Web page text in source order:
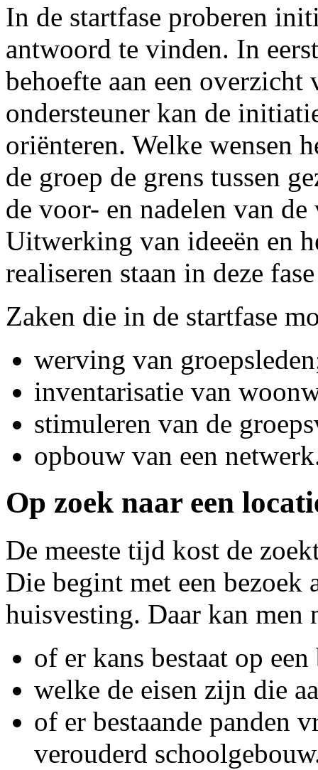
In de startfase proberen
antwoord te vinden. In
behoefte aan een
ondersteuner kan de
oriënteren. Welke wensen
de groep de grens tussen
de voor- en nadelen van
Uitwerking van ideeën en
realiseren staan in deze
Zaken die in de startfase
werving van
inventarisatie van
stimuleren van de
opbouw van een
Op zoek naar een
De meeste tijd kost de
Die begint met een bezoek
huisvesting. Daar kan men
of er kans bestaat op
welke de eisen zijn die
of er bestaande panden
verouderd